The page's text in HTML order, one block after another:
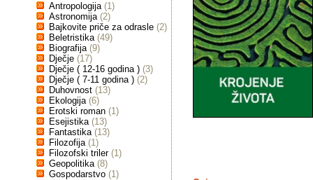
Antropologija (1)
Astronomija (2)
Bajkovite priče za odrasle (2)
Beletristika (49)
Biografija (9)
Dječje (17)
Dječje ( 12-16 godina ) (3)
Dječje ( 7-11 godina ) (2)
Duhovnost (13)
Ekologija (6)
Erotski roman (1)
Esejistika (13)
Fantastika (13)
Filozofija (1)
Filozofski triler (1)
Geopolitika (8)
Gospodarstvo (1)